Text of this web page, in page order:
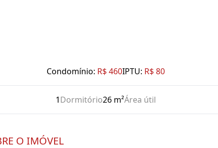
Condomínio: R$ 460IPTU: R$ 80
1Dormitório26 m²Área útil
O IMÓVEL